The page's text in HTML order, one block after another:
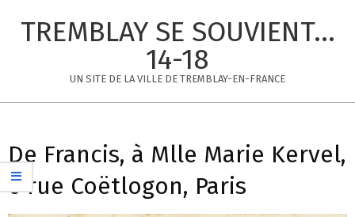
TREMBLAY SE SOUVIENT...
14-18
UN SITE DE LA VILLE DE TREMBLAY-EN-FRANCE
Menu
De Francis, à Mlle Marie Kervel,
6 rue Coëtlogon, Paris